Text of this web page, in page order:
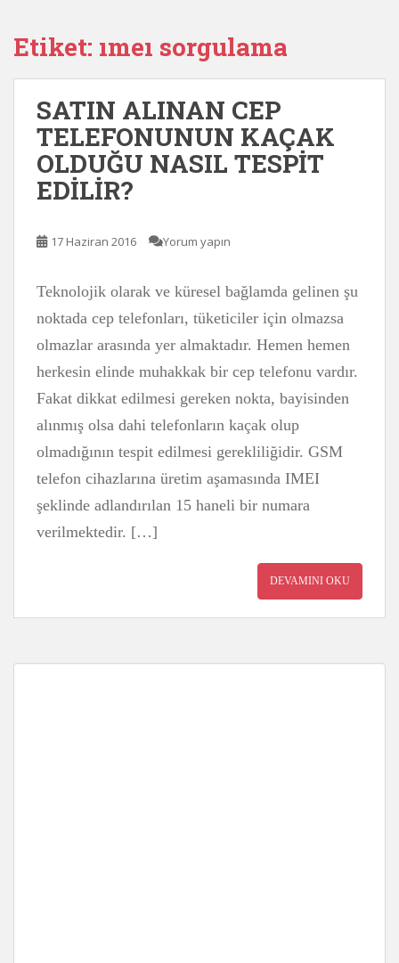
Etiket: ımeı sorgulama
SATIN ALINAN CEP
TELEFONUNUN KAÇAK
OLDUĞU NASIL TESPİT
EDİLİR?
17 Haziran 2016 Yorum yapın
Teknolojik olarak ve küresel bağlamda gelinen şu
noktada cep telefonları, tüketiciler için olmazsa
olmazlar arasında yer almaktadır. Hemen hemen
herkesin elinde muhakkak bir cep telefonu vardır.
Fakat dikkat edilmesi gereken nokta, bayisinden
alınmış olsa dahi telefonların kaçak olup
olmadığının tespit edilmesi gerekliliğidir. GSM
telefon cihazlarına üretim aşamasında IMEI
şeklinde adlandırılan 15 haneli bir numara
verilmektedir. […]
DEVAMINI OKU